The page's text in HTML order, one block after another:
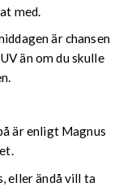
med.
är chansen
än om du skulle
är enligt Magnus
eller ändå vill ta